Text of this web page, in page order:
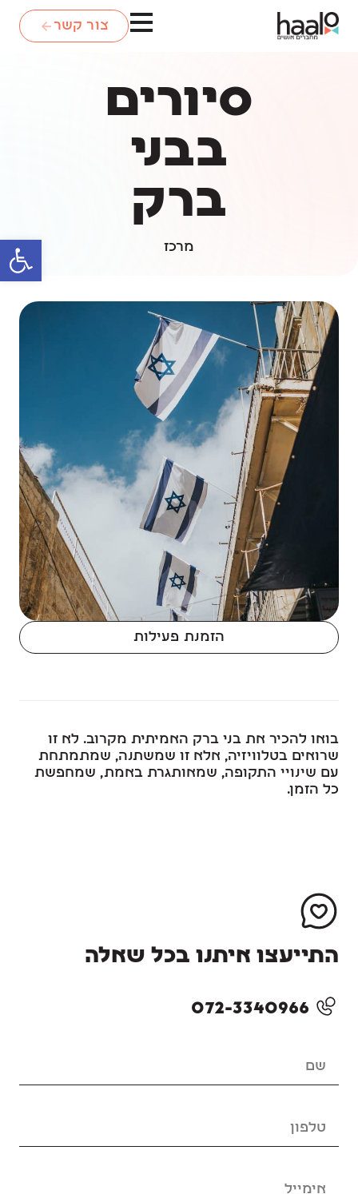
פתח
צור קשר
סיורים
בבני
ברק
מרכז
הזמנת פעילות
בואו להכיר את בני ברק האמיתית מקרוב. לא זו
שרואים בטלוויזיה, אלא זו שמשתנה, שמתמתחת
עם שינויי התקופה, שמאותגרת באמת, שמחפשת
כל הזמן.
התייעצו איתנו בכל שאלה
072-3340966